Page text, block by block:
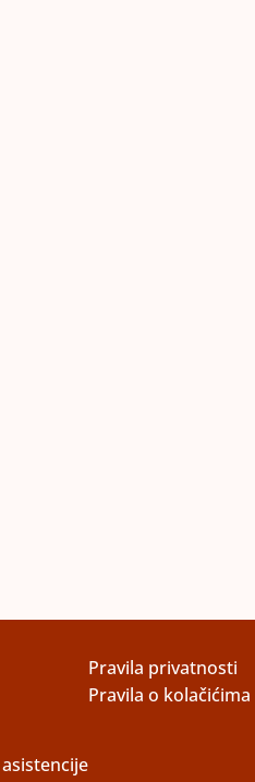
Pravila privatnosti
Pravila o kolačićima